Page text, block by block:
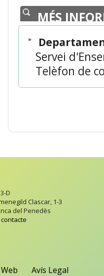
MÉS
Servei
Telèfon de
D
Clascar, 1-3
del Penedès
Avís Legal